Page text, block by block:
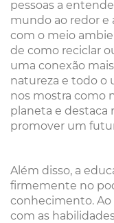
pessoas a
mundo ao redor e
com o meio
de como reciclar
uma conexão
natureza e todo o
nos mostra como
planeta e destaca
promover um
Além disso, a
firmemente no
conhecimento. Ao
com as